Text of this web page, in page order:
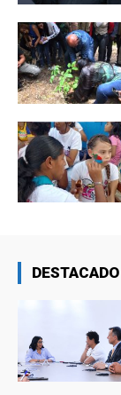
DESTACADO